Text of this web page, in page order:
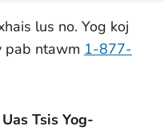
lus no. Yog koj
pab ntawm 1-877-
Tsis Yog-